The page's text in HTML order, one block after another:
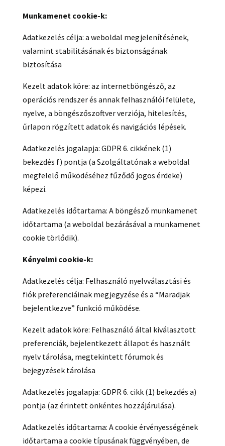
Munkamenet cookie-k:
Adatkezelés célja: a weboldal megjelenítésének,
valamint stabilitásának és biztonságának
biztosítása
Kezelt adatok köre: az internetböngésző, az
operációs rendszer és annak felhasználói felülete,
nyelve, a böngészőszoftver verziója, hitelesítés,
űrlapon rögzített adatok és navigációs lépések.
Adatkezelés jogalapja: GDPR 6. cikkének (1)
bekezdés f) pontja (a Szolgáltatónak a weboldal
megfelelő működéséhez fűződő jogos érdeke)
képezi.
Adatkezelés időtartama: A böngésző munkamenet
időtartama (a weboldal bezárásával a munkamenet
cookie törlődik).
Kényelmi cookie-k:
Adatkezelés célja: Felhasználó nyelvválasztási és
fiók preferenciáinak megjegyzése és a “Maradjak
bejelentkezve” funkció működése.
Kezelt adatok köre: Felhasználó által kiválasztott
preferenciák, bejelentkezett állapot és használt
nyelv tárolása, megtekintett fórumok és
bejegyzések tárolása
Adatkezelés jogalapja: GDPR 6. cikk (1) bekezdés a)
pontja (az érintett önkéntes hozzájárulása).
Adatkezelés időtartama: A cookie érvényességének
időtartama a cookie típusának függvényében, de